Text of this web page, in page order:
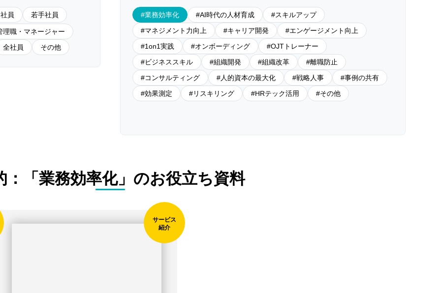
員 若手社員
理職・マネージャー
全社員
その他
業務効率化 AI時代の人材育成
スキルアップ
マネジメント力向上
キャリア開発
エンゲージメント向上
1on1実践
オンボーディング
OJTトレーナー
ビジネススキル
組織開発 組織改革
離職防止
コンサルティング
人的資本の最大化 戦略人事
事例の共有
効果測定
リスキリング HRテック活用 その他
：「業務効率化」のお役立ち資料